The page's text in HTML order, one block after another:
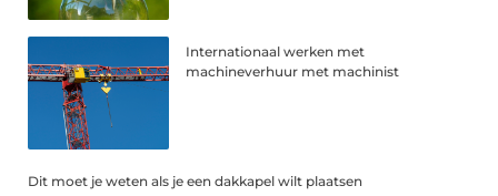
Internationaal werken met
machineverhuur met machinist
Dit moet je weten als je een dakkapel wilt plaatsen